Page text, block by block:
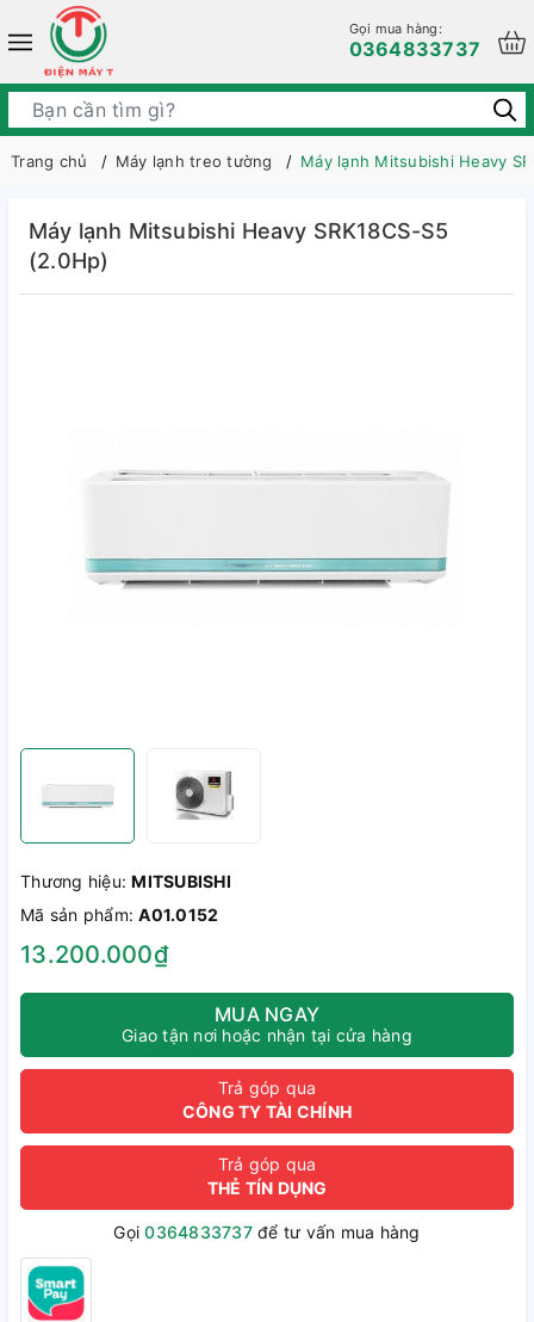
Gọi mua hàng:
0364833737
Trang chủ Máy lạnh treo tường Máy lạnh Mitsubishi Heavy
Máy lạnh Mitsubishi Heavy SRK18CS-S5
(2.0Hp)
Thương hiệu:MITSUBISHI
Mã sản phẩm:A01.0152
13.200.000₫
MUA NGAY
Giao tận nơi hoặc nhận tại cửa hàng
Trả góp qua
CÔNG TY TÀI CHÍNH
Trả góp qua
THẺ TÍN DỤNG
Gọi0364833737để tư vấn mua hàng